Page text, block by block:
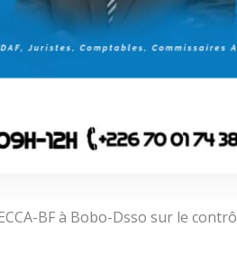
BF à Bobo-Dsso sur le